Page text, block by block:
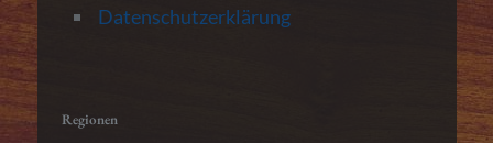
Datenschutzerklärung
Regionen